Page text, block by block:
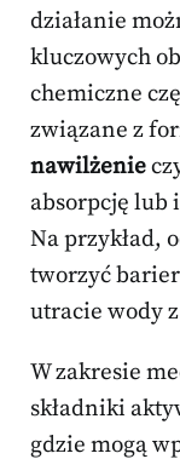
działanie
kluczowych
chemiczne
związane z
nawilżenie
absorpcję lub
Na przykład,
tworzyć
utracie wody
W zakresie
składniki
gdzie mogą